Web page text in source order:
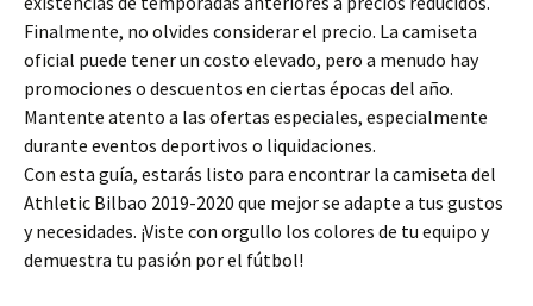
Finalmente, no olvides considerar el precio. La camiseta
oficial puede tener un costo elevado, pero a menudo hay
promociones o descuentos en ciertas épocas del año.
Mantente atento a las ofertas especiales, especialmente
durante eventos deportivos o liquidaciones.
Con esta guía, estarás listo para encontrar la camiseta del
Athletic Bilbao 2019-2020 que mejor se adapte a tus gustos
y necesidades. ¡Viste con orgullo los colores de tu equipo y
demuestra tu pasión por el fútbol!